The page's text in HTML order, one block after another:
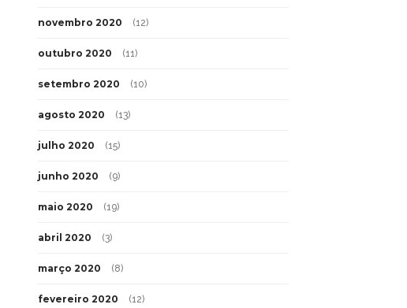
novembro 2020 (12)
outubro 2020 (11)
setembro 2020 (10)
agosto 2020 (13)
julho 2020 (15)
junho 2020 (9)
maio 2020 (19)
abril 2020 (3)
março 2020 (8)
fevereiro 2020 (12)